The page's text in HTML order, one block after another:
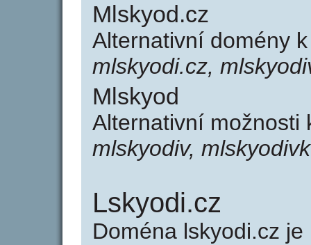
Mlskyod.cz
Alternativní domény
mlskyodi.cz,
Mlskyod
Alternativní
mlskyodiv, mlskyodivk
Lskyodi.cz
Doména lskyodi.cz